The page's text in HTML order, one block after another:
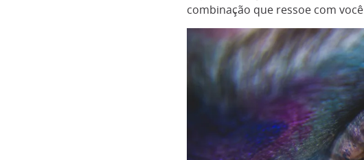
combinação que ressoe com